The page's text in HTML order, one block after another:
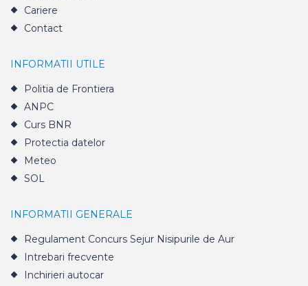
Cariere
Contact
INFORMATII UTILE
Politia de Frontiera
ANPC
Curs BNR
Protectia datelor
Meteo
SOL
INFORMATII GENERALE
Regulament Concurs Sejur Nisipurile de Aur
Intrebari frecvente
Inchirieri autocar